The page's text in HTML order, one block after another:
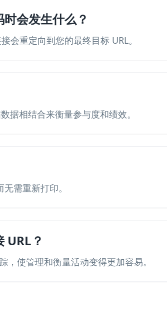
会发生什么？
会重定向到您的最终目标 URL。
据相结合来衡量参与度和绩效。
需重新打印。
URL？
使管理和衡量活动变得更加容易。